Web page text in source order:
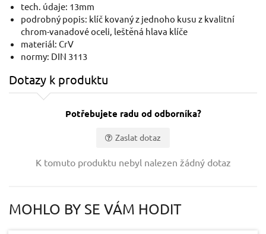
tech. údaje: 13mm
podrobný popis: klíč kovaný z jednoho kusu z kvalitní
chrom-vanadové oceli, leštěná hlava klíče
materiál: CrV
normy: DIN 3113
Dotazy k produktu
Potřebujete radu od odborníka?
Zaslat dotaz
K tomuto produktu nebyl nalezen žádný dotaz
MOHLO BY SE VÁM HODIT